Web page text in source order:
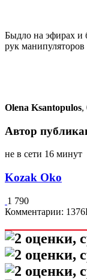
Быдло на эфирах и
рук
Olena Ksantopulos,
Автор
не в сети 16 минут
Kozak Oko
1 790
Комментарии: 1376